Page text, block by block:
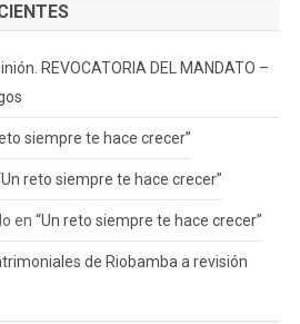
REVOCATORIA DEL MANDATO –
siempre te hace crecer”
reto siempre te hace crecer”
en “Un reto siempre te hace crecer”
de Riobamba a revisión